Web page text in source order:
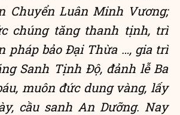
Chuyển Luân Minh Vương;
chúng tăng thanh tịnh, trì
pháp bảo Đại Thừa …, gia trì
Sanh Tịnh Độ, đảnh lễ Ba
muôn đức dung vàng, lấy
cầu sanh An Dưỡng. Nay